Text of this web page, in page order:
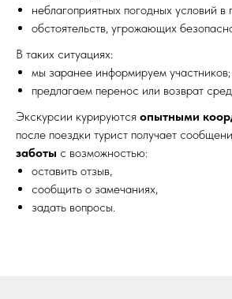
неблагоприятных погодных условий в
обстоятельств, угрожающих
В таких ситуациях:
мы заранее информируем участников;
предлагаем перенос или возврат
Экскурсии курируются опытными
после поездки турист получает
заботы с возможностью:
оставить отзыв,
сообщить о замечаниях,
задать вопросы.